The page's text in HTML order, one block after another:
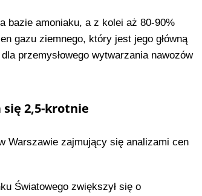
bazie amoniaku, a z kolei aż 80-90%
gazu ziemnego, który jest jego główną
przemysłowego wytwarzania nawozów
się 2,5-krotnie
Warszawie zajmujący się analizami cen
Światowego zwiększył się o